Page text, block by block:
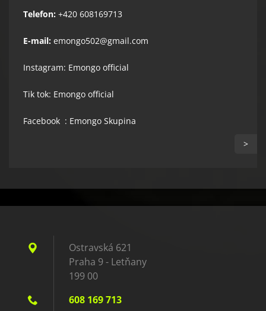
Telefon: +420 608169713
E-mail: emongo502@gmail.com
Instagram: Emongo official
Tik tok: Emongo official
Facebook : Emongo Skupina
>
Ostravská 621
Praha 9 - Letňany
199 00
608 169 713